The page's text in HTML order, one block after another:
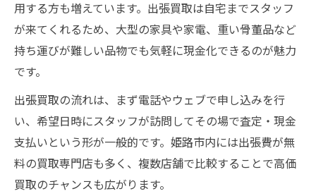
用する方も増えています。出張買取は自宅までスタッフ
が来てくれるため、大型の家具や家電、重い骨董品など
持ち運びが難しい品物でも気軽に現金化できるのが魅力
です。
出張買取の流れは、まず電話やウェブで申し込みを行
い、希望日時にスタッフが訪問してその場で査定・現金
支払いという形が一般的です。姫路市内には出張費が無
料の買取専門店も多く、複数店舗で比較することで高価
買取のチャンスも広がります。